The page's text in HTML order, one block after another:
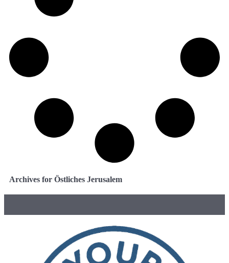
Archives for Östliches Jerusalem